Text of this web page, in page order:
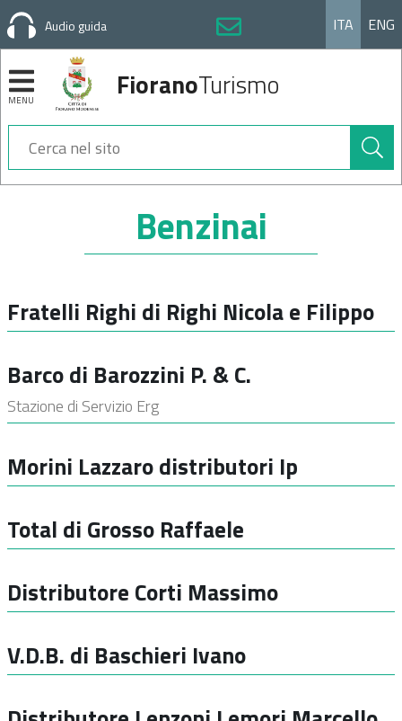
Audio guida ITA ENG
MENU FioranoTurismo
Cerca
nel
sito
Benzinai
Fratelli Righi di Righi Nicola e Filippo
Barco di Barozzini P. & C.
Stazione di Servizio Erg
Morini Lazzaro distributori Ip
Total di Grosso Raffaele
Distributore Corti Massimo
V.D.B. di Baschieri Ivano